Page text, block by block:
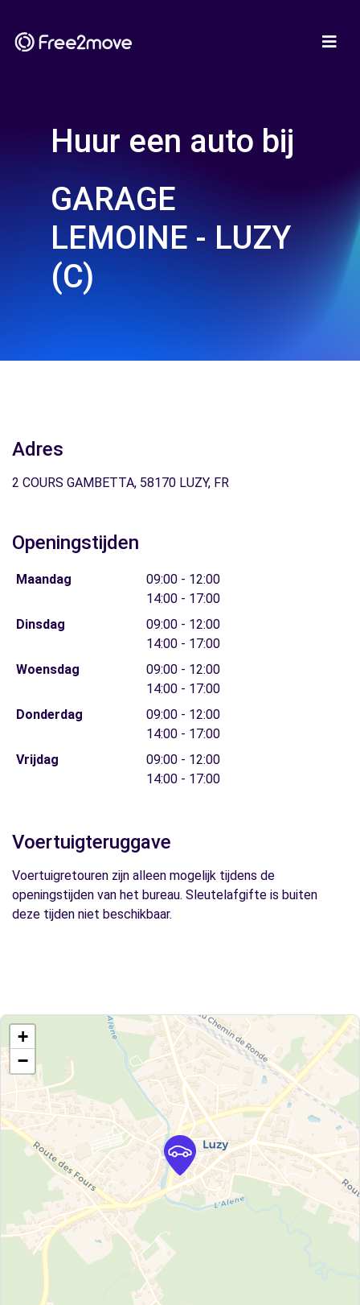
Huur een auto bij
GARAGE
LEMOINE - LUZY
(C)
Adres
2 COURS GAMBETTA, 58170 LUZY, FR
Openingstijden
Maandag
09:00 - 12:00
14:00 - 17:00
Dinsdag
09:00 - 12:00
14:00 - 17:00
Woensdag
09:00 - 12:00
14:00 - 17:00
Donderdag
09:00 - 12:00
14:00 - 17:00
Vrijdag
09:00 - 12:00
14:00 - 17:00
Voertuigteruggave
Voertuigretouren zijn alleen mogelijk tijdens de
openingstijden van het bureau. Sleutelafgifte is buiten
deze tijden niet beschikbaar.
+
−